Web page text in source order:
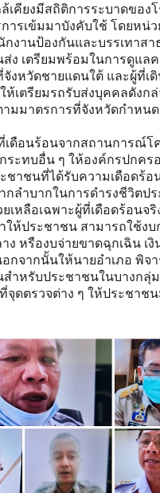
เคียงมีสถิติการระบาดของ
ารเข้มมาบังคับใช้ โดยหน่ว
กงานป้องกันและบรรเทาส
ง เตรียมพร้อมในการดูแล
งหวัดชายแดนใต้ และผู้ที่เ
ห้เตรียมรถรับส่งบุคคลดังกล่
มมาตรการที่จังหวัดกำหนด
ดือนร้อนจากสถานการณ์โ
ระทบอื่น ๆ ให้องค์กรปกคร
ชาชนที่ได้รับความเดือดร้อ
กลำบากในการดำรงชีวิตปร
เหลือเฉพาะผู้ที่เดือดร้อนจริ
ห้ประชาชน สามารถใช้งบ
ง หรืองบจ่ายขาดฉุกเฉิน เ
อกจากนั้นให้นายอำเภอ พิจ
สำหรับประชาชนในบางกลุ่
จุดตรวจต่าง ๆ ให้ประชาช